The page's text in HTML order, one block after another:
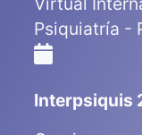
Psiquiatría -
Interpsiquis